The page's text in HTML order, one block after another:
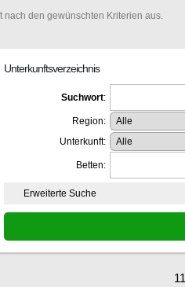
nach den gewünschten Kriterien aus.
Unterkunftsverzeichnis
Suchwort:
Region:
Unterkunft:
Betten:
Erweiterte Suche